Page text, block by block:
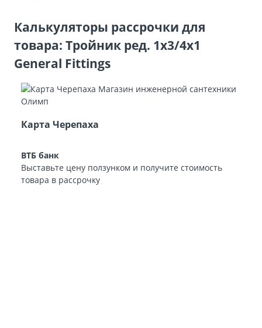
Калькуляторы рассрочки для
товара: Тройник ред. 1х3/4х1
General Fittings
Карта Черепаха
ВТБ банк
Выставьте цену ползунком и получите стоимость
товара в рассрочку